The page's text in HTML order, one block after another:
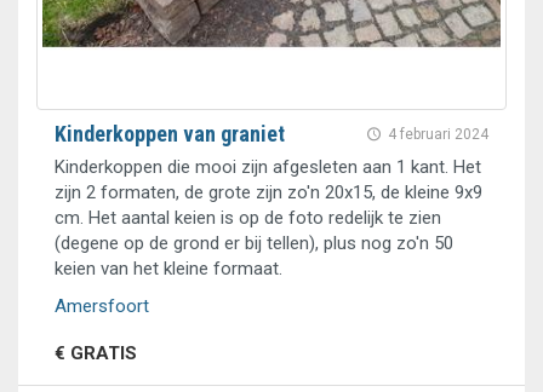
4 februari 2024
Kinderkoppen van graniet
Kinderkoppen die mooi zijn afgesleten aan 1 kant. Het
zijn 2 formaten, de grote zijn zo'n 20x15, de kleine 9x9
cm. Het aantal keien is op de foto redelijk te zien
(degene op de grond er bij tellen), plus nog zo'n 50
keien van het kleine formaat.
Amersfoort
€ GRATIS